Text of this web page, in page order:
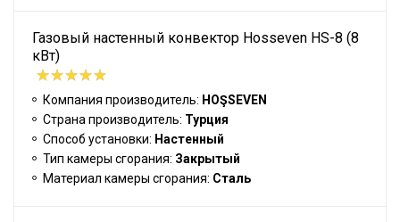
Газовый настенный конвектор Hosseven HS-8 (8
кВт)
Компания производитель: HOŞSEVEN
Страна производитель: Турция
Способ установки: Настенный
Тип камеры сгорания: Закрытый
Материал камеры сгорания: Сталь